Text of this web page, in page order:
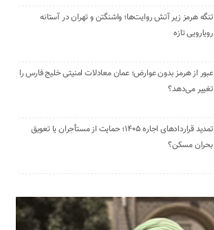
تنگه هرمز زیر آتش روایت‌ها؛ واشنگتن و تهران در آستانه
رویارویی تازه
عبور از هرمز بدون عوارض؛ عمان معادلات امنیتی خلیج فارس را
تغییر می‌دهد؟
تمدید قراردادهای اجاره ۱۴۰۵؛ حمایت از مستأجران یا تعویق
بحران مسکن؟